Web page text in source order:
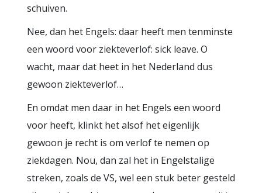
schuiven.
Nee, dan het Engels: daar heeft men tenminste
een woord voor ziekteverlof: sick leave. O
wacht, maar dat heet in het Nederland dus
gewoon ziekteverlof…
En omdat men daar in het Engels een woord
voor heeft, klinkt het alsof het eigenlijk
gewoon je recht is om verlof te nemen op
ziekdagen. Nou, dan zal het in Engelstalige
streken, zoals de VS, wel een stuk beter gesteld